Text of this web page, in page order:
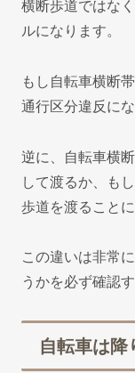
横断歩道ではな
ルになります。
もし自転車横断
通行区分違反に
逆に、自転車横
して渡るか、も
歩道を渡ることに
この違いは非常
うかを必ず確認
自転車は降